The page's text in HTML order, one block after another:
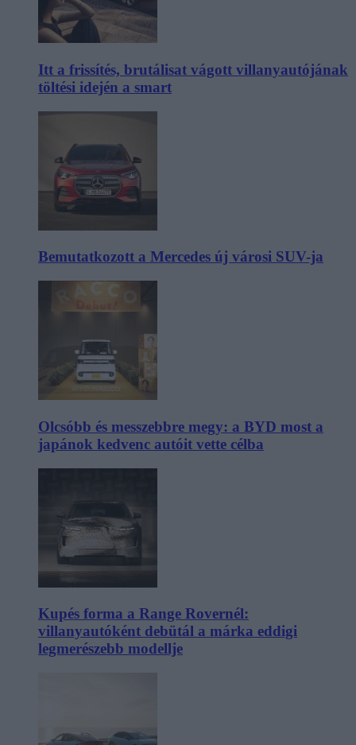
Itt a frissítés, brutálisat vágott villanyautójának
töltési idején a smart
Bemutatkozott a Mercedes új városi SUV-ja
Olcsóbb és messzebbre megy: a BYD most a
japánok kedvenc autóit vette célba
Kupés forma a Range Rovernél:
villanyautóként debütál a márka eddigi
legmerészebb modellje